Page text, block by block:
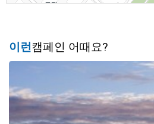
이런캠페인 어때요?